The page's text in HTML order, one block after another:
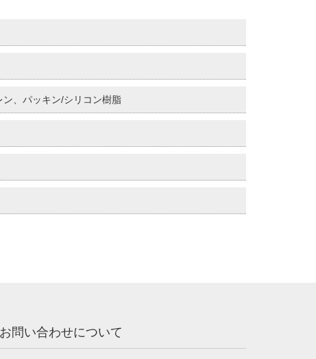
、パッキン/シリコン樹脂
お問い合わせについて